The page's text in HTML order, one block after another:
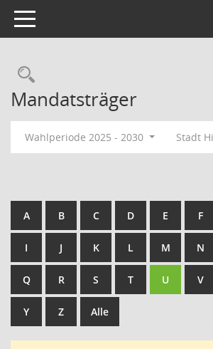
Toggle navigation
Rechercheauswahl
Mandatsträger
Wahlperiode 2025 - 2030 Stadt
A B C D E F
I J K L M N
Q R S T U V
Y Z Alle